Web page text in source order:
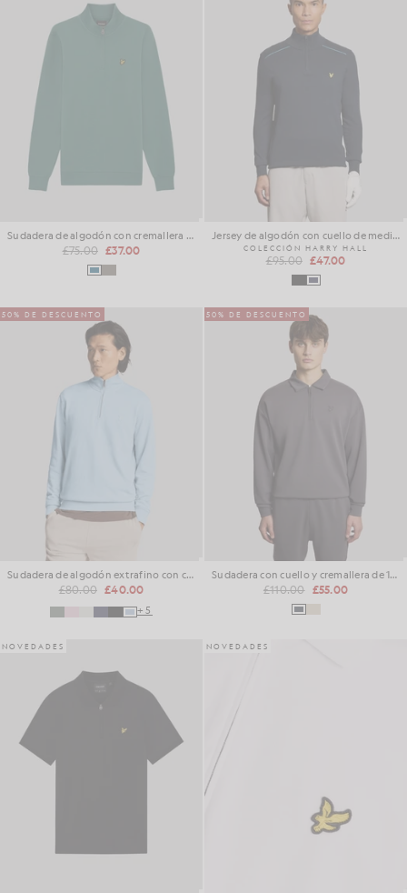
Sudadera de algodón con cremallera de 1/4
£75.00 £37.00
Jersey de algodón con cuello de media vuelta
COLECCIÓN HARRY HALL
£95.00 £47.00
50% DE DESCUENTO
Sudadera de algodón extrafino con cremallera de 1/4
£80.00 £40.00
+5
50% DE DESCUENTO
Sudadera con cuello y cremallera de 1/4
£110.00 £55.00
NOVEDADES NOVEDADES